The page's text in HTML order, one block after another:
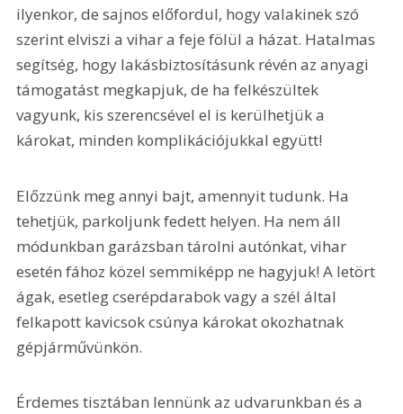
ilyenkor, de sajnos előfordul, hogy valakinek szó
szerint elviszi a vihar a feje fölül a házat. Hatalmas
segítség, hogy lakásbiztosításunk révén az anyagi
támogatást megkapjuk, de ha felkészültek
vagyunk, kis szerencsével el is kerülhetjük a
károkat, minden komplikációjukkal együtt!
Előzzünk meg annyi bajt, amennyit tudunk. Ha
tehetjük, parkoljunk fedett helyen. Ha nem áll
módunkban garázsban tárolni autónkat, vihar
esetén fához közel semmiképp ne hagyjuk! A letört
ágak, esetleg cserépdarabok vagy a szél által
felkapott kavicsok csúnya károkat okozhatnak
gépjárművünkön.
Érdemes tisztában lennünk az udvarunkban és a